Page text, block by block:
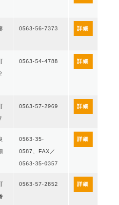
0563-56-7373 詳細
0563-54-4788 詳細
0563-57-2969 詳細
0563-35-
0587、FAX／
0563-35-0357
詳細
0563-57-2852 詳細